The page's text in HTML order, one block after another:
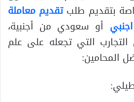
بتقديم طلب تقديم معاملة
أو سعودي من أجنبية،
التي تجعله على علم
المحامين: